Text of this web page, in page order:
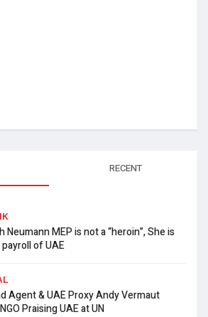
RECENT
Neumann MEP is not a “heroin”, She is
of UAE
Agent & UAE Proxy Andy Vermaut
Praising UAE at UN